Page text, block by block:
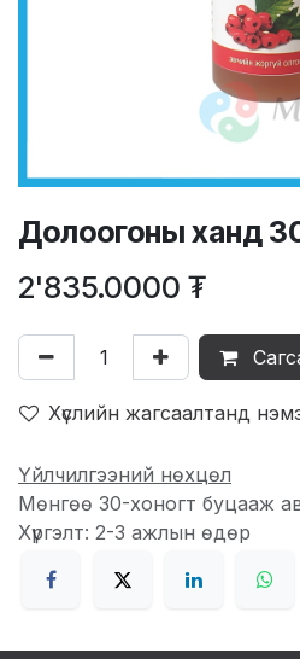
Долоогоны ханд
2'835.0000 ₮
Хүслийн жагсаалтанд
Үйлчилгээний нөхцөл
Мөнгөө 30-хоногт буцааж
Хүргэлт: 2-3 ажлын өдөр